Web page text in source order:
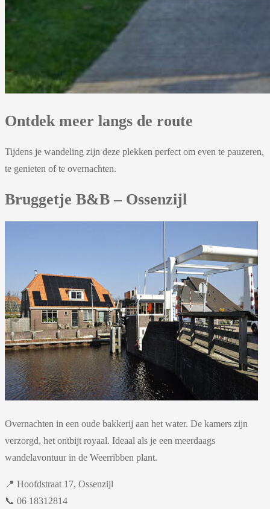
Ontdek meer langs de route
Tijdens je wandeling zijn deze plekken perfect om even te pauzeren,
te genieten of te overnachten.
Bruggetje B&B – Ossenzijl
Overnachten in een oude bakkerij aan het water. De kamers zijn
verzorgd, het ontbijt royaal. Ideaal als je een meerdaags
wandelavontuur in de Weerribben plant.
📍 Hoofdstraat 17, Ossenzijl
📞 06 18312814